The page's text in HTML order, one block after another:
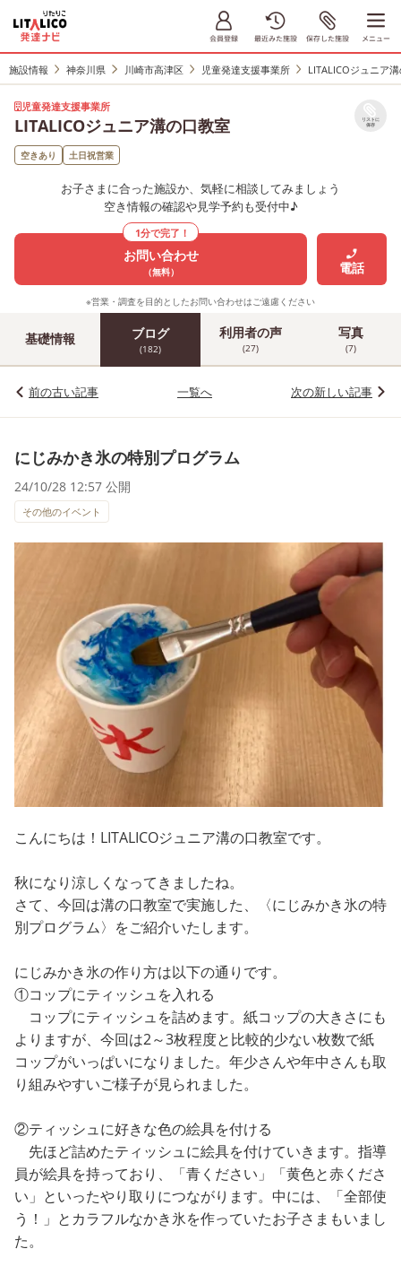
施設情報 神奈川県 川崎市高津区 児童発達支援事業所 LITALICOジュニア
児童発達支援事業所
LITALICOジュニア溝の口教室 リストに
保存
空きあり 土日祝営業
お子さまに合った施設か、気軽に相談してみましょう
空き情報の確認や見学予約も受付中♪
1分で完了！
お問い合わせ
（無料） 電話
※営業・調査を目的としたお問い合わせはご遠慮ください
基礎情報 ブログ
(182)
利用者の声
(27)
写真
(7)
前の古い記事 一覧へ 次の新しい記事
にじみかき氷の特別プログラム
24/10/28 12:57 公開
その他のイベント
こんにちは！LITALICOジュニア溝の口教室です。
秋になり涼しくなってきましたね。
さて、今回は溝の口教室で実施した、〈にじみかき氷の特
別プログラム〉をご紹介いたします。
にじみかき氷の作り方は以下の通りです。
①コップにティッシュを入れる
コップにティッシュを詰めます。紙コップの大きさにも
よりますが、今回は2～3枚程度と比較的少ない枚数で紙
コップがいっぱいになりました。年少さんや年中さんも取
り組みやすいご様子が見られました。
②ティッシュに好きな色の絵具を付ける
先ほど詰めたティッシュに絵具を付けていきます。指導
員が絵具を持っており、「青ください」「黄色と赤くださ
い」といったやり取りにつながります。中には、「全部使
う！」とカラフルなかき氷を作っていたお子さまもいまし
た。